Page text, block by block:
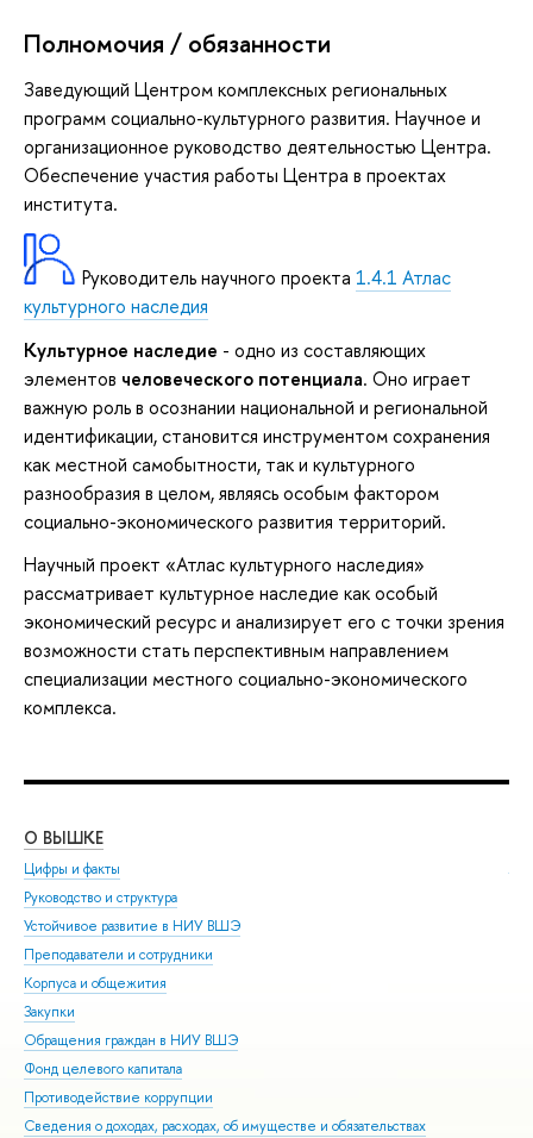
Полномочия / обязанности
Заведующий Центром комплексных региональных
программ социально-культурного развития. Научное и
организационное руководство деятельностью Центра.
Обеспечение участия работы Центра в проектах
института.
Руководитель научного проекта 1.4.1 Атлас
культурного наследия
Культурное наследие - одно из составляющих
элементов человеческого потенциала. Оно играет
важную роль в осознании национальной и региональной
идентификации, становится инструментом сохранения
как местной самобытности, так и культурного
разнообразия в целом, являясь особым фактором
социально-экономического развития территорий.
Научный проект «Атлас культурного наследия»
рассматривает культурное наследие как особый
экономический ресурс и анализирует его с точки зрения
возможности стать перспективным направлением
специализации местного социально-экономического
комплекса.
О ВЫШКЕ
Цифры и факты
Руководство и структура
Устойчивое развитие в НИУ ВШЭ
Преподаватели и сотрудники
Корпуса и общежития
Закупки
Обращения граждан в НИУ ВШЭ
Фонд целевого капитала
Противодействие коррупции
Сведения о доходах, расходах, об имуществе и обязательствах